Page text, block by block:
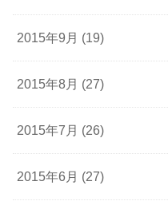
2015年9月 (19)
2015年8月 (27)
2015年7月 (26)
2015年6月 (27)